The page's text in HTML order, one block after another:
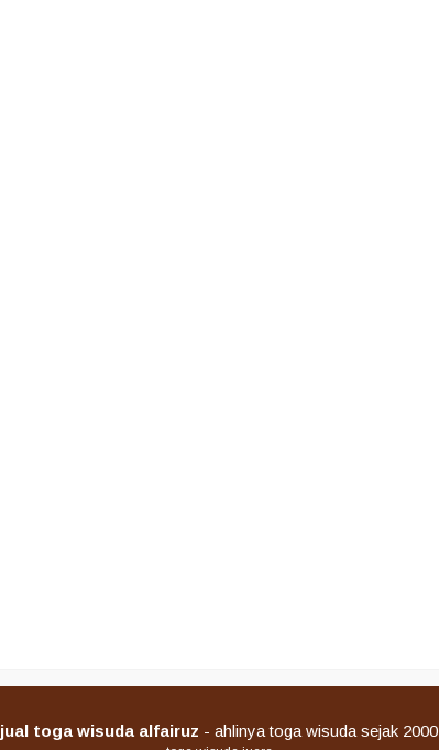
jual toga wisuda alfairuz - ahlinya toga wisuda sejak 2000